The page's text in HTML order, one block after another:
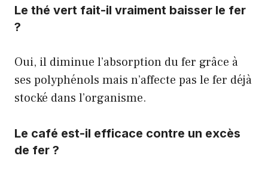
Le thé vert fait-il vraiment baisser le fer
?
Oui, il diminue l’absorption du fer grâce à
ses polyphénols mais n’affecte pas le fer déjà
stocké dans l’organisme.
Le café est-il efficace contre un excès
de fer ?